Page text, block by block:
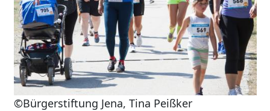
©Bürgerstiftung Jena, Tina Peißker